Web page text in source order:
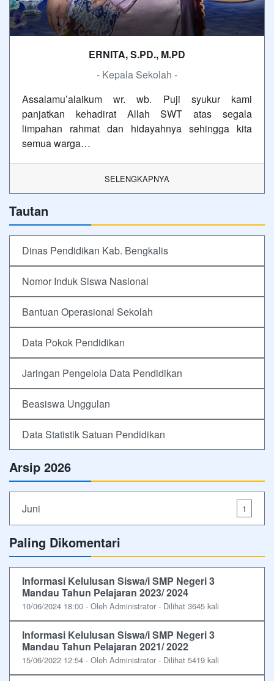
ERNITA, S.PD., M.PD
- Kepala Sekolah -
Assalamu’alaikum wr. wb. Puji syukur kami
panjatkan kehadirat Allah SWT atas segala
limpahan rahmat dan hidayahnya sehingga kita
semua warga…
SELENGKAPNYA
Tautan
Dinas Pendidikan Kab. Bengkalis
Nomor Induk Siswa Nasional
Bantuan Operasional Sekolah
Data Pokok Pendidikan
Jaringan Pengelola Data Pendidikan
Beasiswa Unggulan
Data Statistik Satuan Pendidikan
Arsip 2026
Juni 1
Paling Dikomentari
Informasi Kelulusan Siswa/i SMP Negeri 3
Mandau Tahun Pelajaran 2023/ 2024
10/06/2024 18:00 - Oleh Administrator - Dilihat 3645 kali
Informasi Kelulusan Siswa/i SMP Negeri 3
Mandau Tahun Pelajaran 2021/ 2022
15/06/2022 12:54 - Oleh Administrator - Dilihat 5419 kali